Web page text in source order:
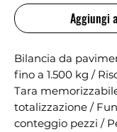
Aggiungi
Bilancia da
fino a 1.500 kg /
Tara
totalizzazione /
conteggio pezzi /